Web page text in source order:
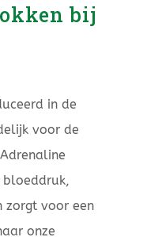
bij
in de
voor de
bloeddruk,
zorgt voor een
onze